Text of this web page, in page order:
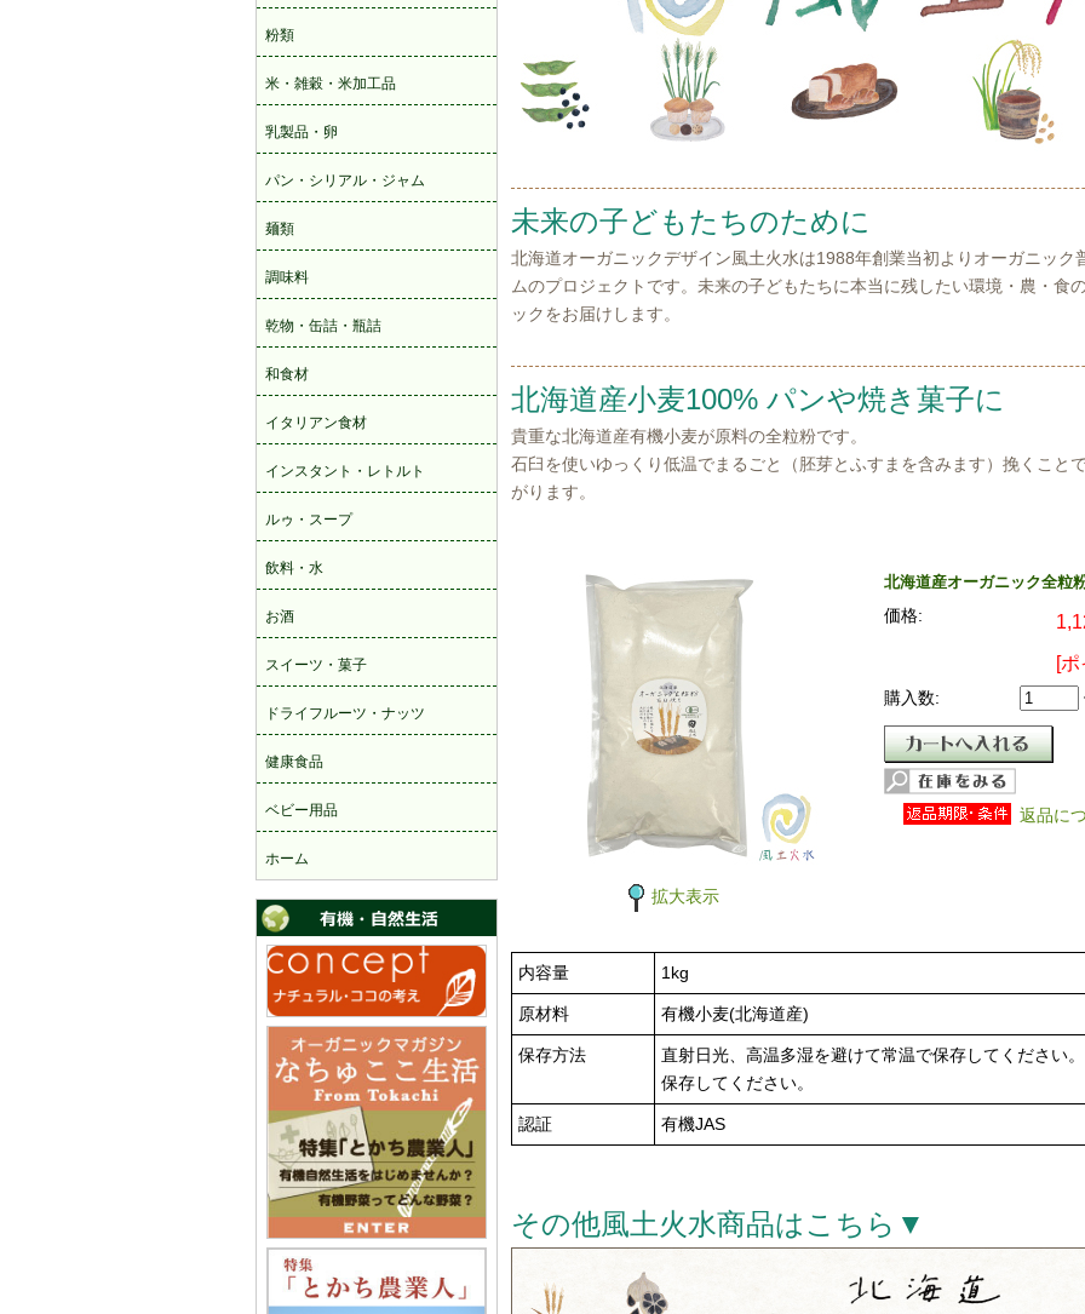
未来の子どもたちのために
北海道オーガニックデザイン風土火水は1988年創業当初よりオーガニック
ムのプロジェクトです。未来の子どもたちに本当に残したい環境・農・食
ックをお届けします。
北海道産小麦100% パンや焼き菓子に
貴重な北海道産有機小麦が原料の全粒粉です。
石臼を使いゆっくり低温でまるごと（胚芽とふすまを含みます）挽くこと
がります。
拡大表示
北海道産オーガニック全粒
価格:
[
購入数:
返品に
内容量 1kg
原材料 有機小麦(北海道産)
保存方法
直射日光、高温多湿を避けて常温で保存してください
保存してください。
認証 有機JAS
その他風土火水商品はこちら▼